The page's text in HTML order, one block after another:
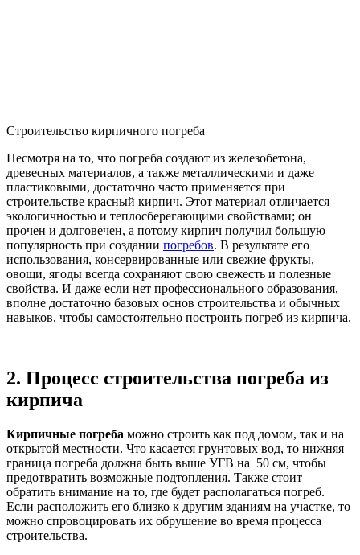
Строительство кирпичного погреба
Несмотря на то, что погреба создают из железобетона,
древесных материалов, а также металлическими и даже
пластиковыми, достаточно часто применяется при
строительстве красный кирпич. Этот материал отличается
экологичностью и теплосберегающими свойствами; он
прочен и долговечен, а потому кирпич получил большую
популярность при создании погребов. В результате его
использования, консервированные или свежие фрукты,
овощи, ягоды всегда сохраняют свою свежесть и полезные
свойства. И даже если нет профессионального образования,
вполне достаточно базовых основ строительства и обычных
навыков, чтобы самостоятельно построить погреб из кирпича.
2. Процесс строительства погреба из
кирпича
Кирпичные погреба можно строить как под домом, так и на
открытой местности. Что касается грунтовых вод, то нижняя
граница погреба должна быть выше УГВ на 50 см, чтобы
предотвратить возможные подтопления. Также стоит
обратить внимание на то, где будет располагаться погреб.
Если расположить его близко к другим зданиям на участке, то
можно спровоцировать их обрушение во время процесса
строительства.